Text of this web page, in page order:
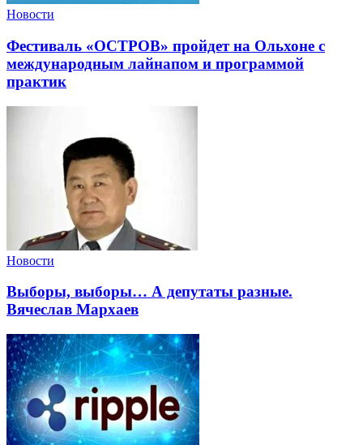
Новости
Фестиваль «ОСТРОВ» пройдет на Ольхоне с
международным лайнапом и программой
практик
Новости
Выборы, выборы… А депутаты разные.
Вячеслав Мархаев